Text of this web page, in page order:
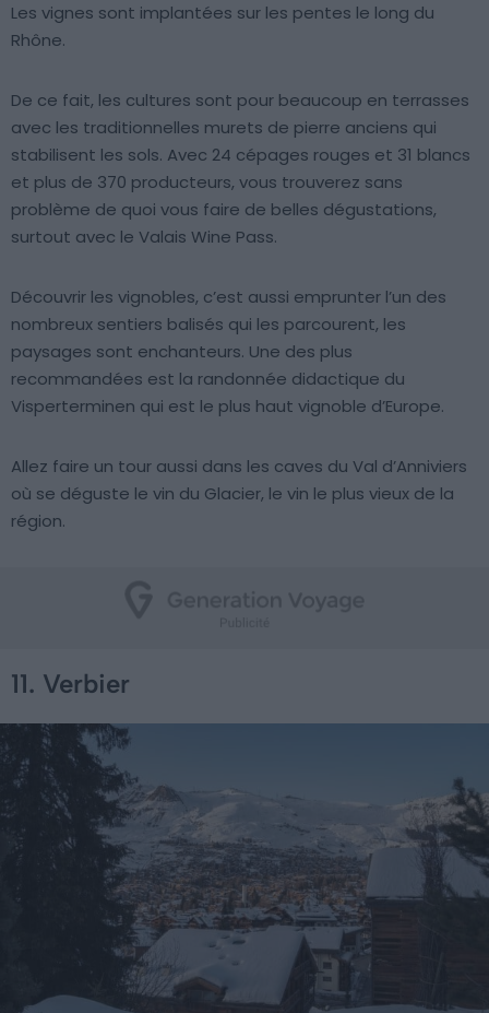
Les vignes sont implantées sur les pentes le long du
Rhône.
De ce fait, les cultures sont pour beaucoup en terrasses
avec les traditionnelles murets de pierre anciens qui
stabilisent les sols. Avec 24 cépages rouges et 31 blancs
et plus de 370 producteurs, vous trouverez sans
problème de quoi vous faire de belles dégustations,
surtout avec le Valais Wine Pass.
Découvrir les vignobles, c’est aussi emprunter l’un des
nombreux sentiers balisés qui les parcourent, les
paysages sont enchanteurs. Une des plus
recommandées est la randonnée didactique du
Visperterminen qui est le plus haut vignoble d’Europe.
Allez faire un tour aussi dans les caves du Val d’Anniviers
où se déguste le vin du Glacier, le vin le plus vieux de la
région.
11. Verbier